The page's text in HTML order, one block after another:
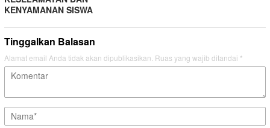
KENYAMANAN SISWA
Tinggalkan Balasan
Alamat email Anda tidak akan dipublikasikan. Ruas yang wajib ditandai *